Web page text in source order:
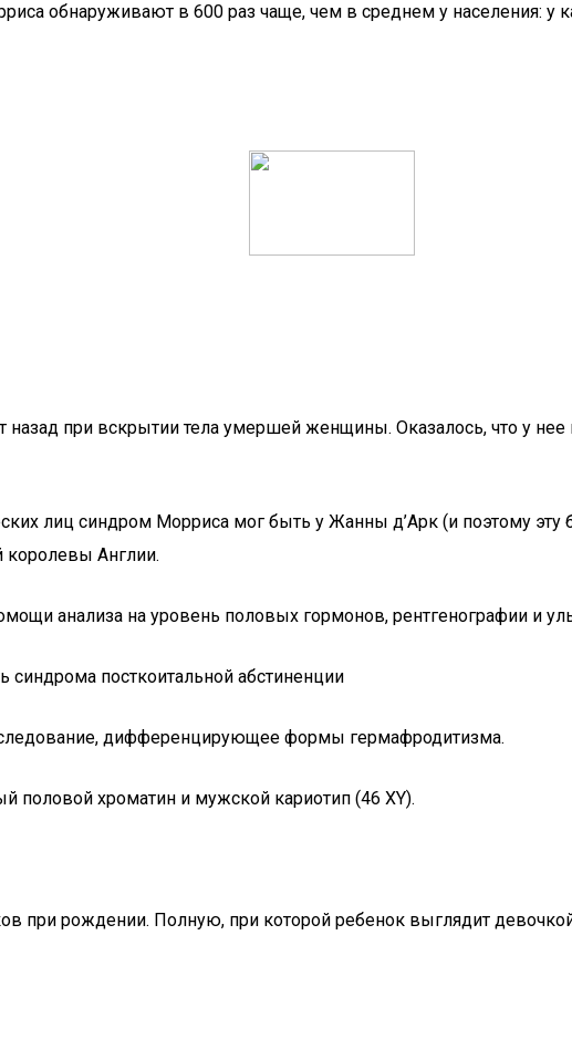
обнаруживают в 600 раз чаще, чем в среднем у населения:
при вскрытии тела умершей женщины. Оказалось, что у
лиц синдром Морриса мог быть у Жанны д’Арк (и поэтому
королевы Англии.
анализа на уровень половых гормонов, рентгенографии и
синдрома посткоитальной абстиненции
дифференцирующее формы гермафродитизма.
половой хроматин и мужской кариотип (46 ХY).
при рождении. Полную, при которой ребенок выглядит